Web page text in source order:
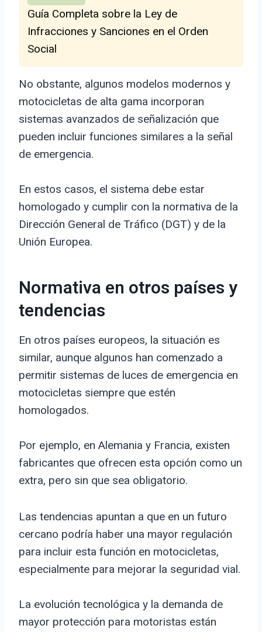
Guía Completa sobre la Ley de
Infracciones y Sanciones en el Orden
Social
No obstante, algunos modelos modernos y
motocicletas de alta gama incorporan
sistemas avanzados de señalización que
pueden incluir funciones similares a la señal
de emergencia.
En estos casos, el sistema debe estar
homologado y cumplir con la normativa de la
Dirección General de Tráfico (DGT) y de la
Unión Europea.
Normativa en otros países y
tendencias
En otros países europeos, la situación es
similar, aunque algunos han comenzado a
permitir sistemas de luces de emergencia en
motocicletas siempre que estén
homologados.
Por ejemplo, en Alemania y Francia, existen
fabricantes que ofrecen esta opción como un
extra, pero sin que sea obligatorio.
Las tendencias apuntan a que en un futuro
cercano podría haber una mayor regulación
para incluir esta función en motocicletas,
especialmente para mejorar la seguridad vial.
La evolución tecnológica y la demanda de
mayor protección para motoristas están